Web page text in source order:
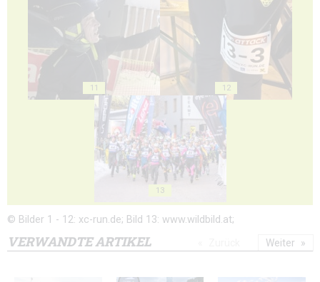
11 12
13
© Bilder 1 - 12: xc-run.de; Bild 13: www.wildbild.at;
VERWANDTE ARTIKEL Weiter